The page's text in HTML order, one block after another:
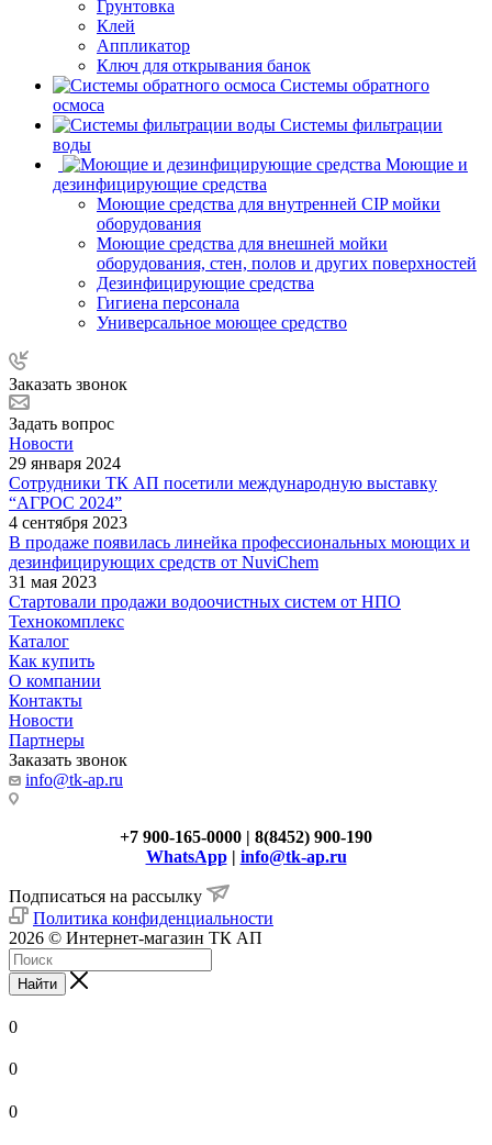
Грунтовка
Клей
Аппликатор
Ключ для открывания банок
Системы обратного
осмоса
Системы фильтрации
воды
Моющие и
дезинфицирующие средства
Моющие средства для внутренней CIP мойки
оборудования
Моющие средства для внешней мойки
оборудования, стен, полов и других поверхностей
Дезинфицирующие средства
Гигиена персонала
Универсальное моющее средство
Заказать звонок
Задать вопрос
Новости
29 января 2024
Сотрудники ТК АП посетили международную выставку
“АГРОС 2024”
4 сентября 2023
В продаже появилась линейка профессиональных моющих и
дезинфицирующих средств от NuviChem
31 мая 2023
Стартовали продажи водоочистных систем от НПО
Технокомплекс
Каталог
Как купить
О компании
Контакты
Новости
Партнеры
Заказать звонок
info@tk-ap.ru
+7 900-165-0000 | 8(8452) 900-190
WhatsApp| info@tk-ap.ru
Подписаться на рассылку
Политика конфиденциальности
2026 © Интернет-магазин ТК АП
Найти
0
0
0